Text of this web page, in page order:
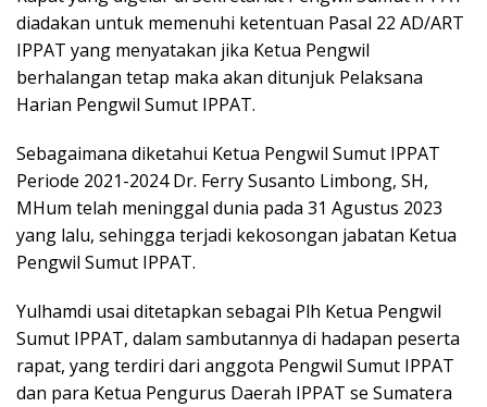
diadakan untuk memenuhi ketentuan Pasal 22 AD/ART
IPPAT yang menyatakan jika Ketua Pengwil
berhalangan tetap maka akan ditunjuk Pelaksana
Harian Pengwil Sumut IPPAT.
Sebagaimana diketahui Ketua Pengwil Sumut IPPAT
Periode 2021-2024 Dr. Ferry Susanto Limbong, SH,
MHum telah meninggal dunia pada 31 Agustus 2023
yang lalu, sehingga terjadi kekosongan jabatan Ketua
Pengwil Sumut IPPAT.
Yulhamdi usai ditetapkan sebagai Plh Ketua Pengwil
Sumut IPPAT, dalam sambutannya di hadapan peserta
rapat, yang terdiri dari anggota Pengwil Sumut IPPAT
dan para Ketua Pengurus Daerah IPPAT se Sumatera